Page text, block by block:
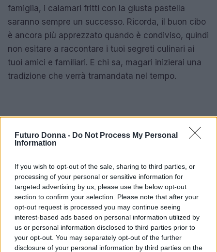
Futuro Donna - Do Not Process My Personal
Information
If you wish to opt-out of the sale, sharing to third parties, or
processing of your personal or sensitive information for
targeted advertising by us, please use the below opt-out
section to confirm your selection. Please note that after your
opt-out request is processed you may continue seeing
interest-based ads based on personal information utilized by
us or personal information disclosed to third parties prior to
your opt-out. You may separately opt-out of the further
disclosure of your personal information by third parties on the
famiglia, i calamari fritti con la giusta pastella
saranno sempre un successo. Ricorda, il buon cibo
è ancora più apprezzato quando è condiviso, quindi
non esitare a raccontare i tuoi segreti culinari ai
tuoi amici e familiari. E chi sa, magari inizierai una
tradizione che verrà tramandata nel tempo.